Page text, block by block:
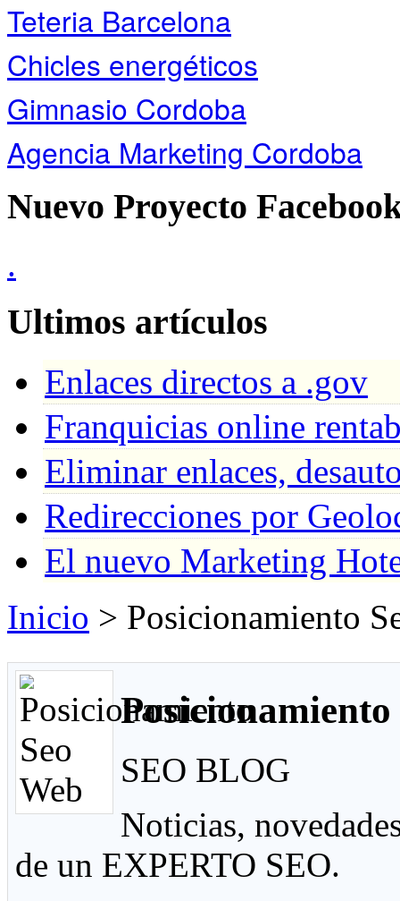
Teteria Barcelona
Chicles energéticos
Gimnasio Cordoba
Agencia Marketing Cordoba
Nuevo Proyecto
.
Ultimos artículos
Enlaces directos a .gov
Franquicias online
Eliminar enlaces,
Redirecciones por
El nuevo Marketing
Inicio > Posicionamiento
Posicionamiento
SEO BLOG
Noticias,
de un EXPERTO SEO.